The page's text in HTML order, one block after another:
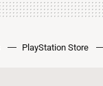
PlayStation Store